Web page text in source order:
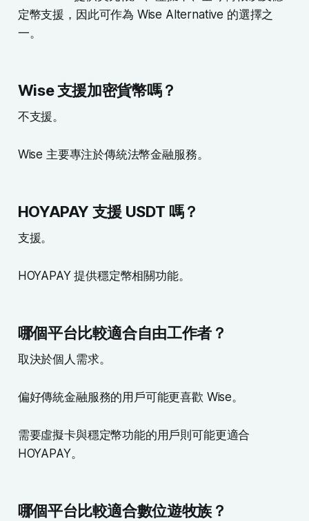
定幣支援，因此可作為 Wise Alternative 的選擇之
一。
Wise 支援加密貨幣嗎？
不支援。
Wise 主要專注於傳統法幣金融服務。
HOYAPAY 支援 USDT 嗎？
支援。
HOYAPAY 提供穩定幣相關功能。
哪個平台比較適合自由工作者？
取決於個人需求。
偏好傳統金融服務的用戶可能更喜歡 Wise。
需要虛擬卡與穩定幣功能的用戶則可能更適合
HOYAPAY。
哪個平台比較適合數位遊牧族？